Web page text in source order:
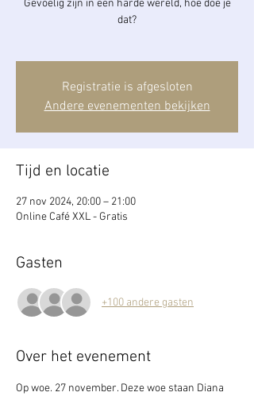
Gevoelig zijn in een harde wereld, hoe doe je
dat?
Registratie is afgesloten
Andere evenementen bekijken
Tijd en locatie
27 nov 2024, 20:00 – 21:00
Online Café XXL - Gratis
Gasten
+100 andere gasten
Over het evenement
Op woe. 27 november. Deze woe staan Diana